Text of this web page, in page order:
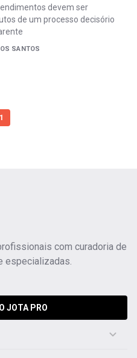
devem ser
de um processo decisório
SANTOS
1
com curadoria de
especializadas.
JOTA PRO